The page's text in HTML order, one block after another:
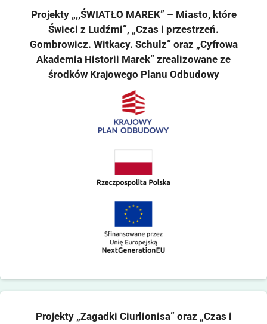
Projekty „,,ŚWIATŁO MAREK” – Miasto, które
Świeci z Ludźmi”, „Czas i przestrzeń.
Gombrowicz. Witkacy. Schulz” oraz „Cyfrowa
Akademia Historii Marek” zrealizowane ze
środków Krajowego Planu Odbudowy
Projekty „Zagadki Ciurlionisa” oraz „Czas i